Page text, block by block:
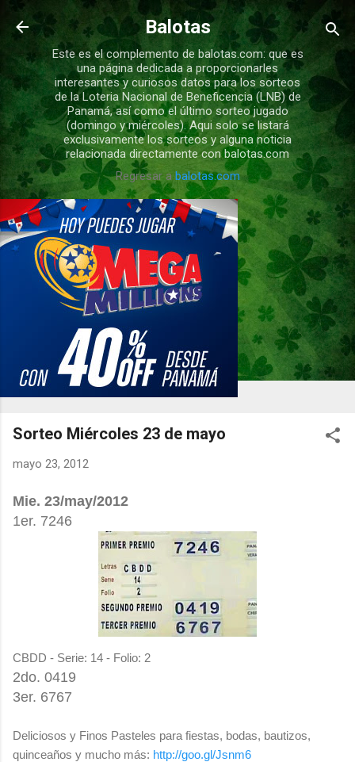
Ir al contenido principal
Balotas
Este es el complemento de balotas.com: que es
una página dedicada a proporcionarles
interesantes y curiosos datos para los sorteos
de la Loteria Nacional de Beneficencia (LNB) de
Panamá, así como el último sorteo jugado
(domingo y miércoles). Aqui solo se listará
exclusivamente los sorteos y alguna noticia
relacionada directamente con balotas.com
Regresar a balotas.com
Sorteo Miércoles 23 de mayo
mayo 23, 2012
Mie. 23/may/2012
1er. 7246
CBDD - Serie: 14 - Folio: 2
2do. 0419
3er. 6767
Deliciosos y Finos Pasteles para fiestas, bodas, bautizos,
quinceaños y mucho más: http://goo.gl/Jsnm6